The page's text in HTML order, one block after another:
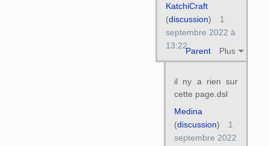
Parent Plus
KatchiCraft
(discussion)
1
septembre 2022 à
13:22
il ny a rien sur
cette page.dsl
Medina
(discussion)
1
septembre 2022